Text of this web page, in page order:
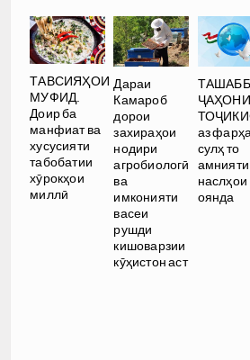
ТАВСИЯҲОИ
МУФИД.
Доир ба
манфиат ва
хусусияти
табобатии
хӯрокҳои
миллӣ
Дараи
Камароб
дорои
захираҳои
нодири
агробиологӣ
ва
имконияти
васеи
рушди
кишоварзии
кӯҳистон аст
аз
сулҳ то
амнияти
наслҳои
оянда